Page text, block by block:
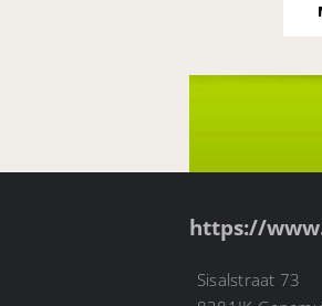
https://
Sisalstraat 73